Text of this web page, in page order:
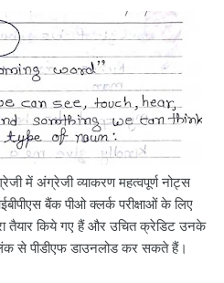
में अंग्रेजी व्याकरण महत्वपूर्ण नोट्स
बैंक पीओ क्लर्क परीक्षाओं के लिए
तैयार किये गए हैं और उचित क्रेडिट उनके
से पीडीएफ डाउनलोड कर सकते हैं।